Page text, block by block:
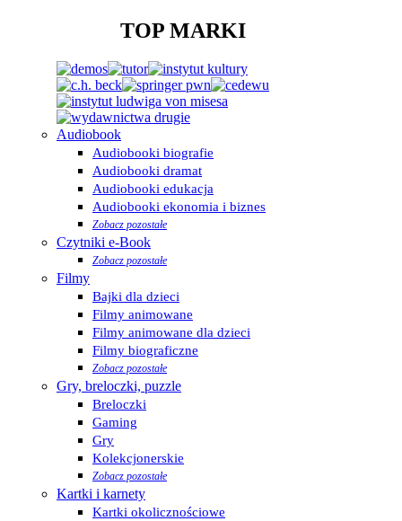
TOP MARKI
Audiobook
Audiobooki biografie
Audiobooki dramat
Audiobooki edukacja
Audiobooki ekonomia i biznes
Zobacz pozostałe
Czytniki e-Book
Zobacz pozostałe
Filmy
Bajki dla dzieci
Filmy animowane
Filmy animowane dla dzieci
Filmy biograficzne
Zobacz pozostałe
Gry, breloczki, puzzle
Breloczki
Gaming
Gry
Kolekcjonerskie
Zobacz pozostałe
Kartki i karnety
Kartki okolicznościowe